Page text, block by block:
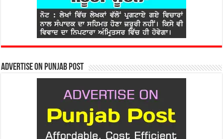
Advertise on Punjab Post